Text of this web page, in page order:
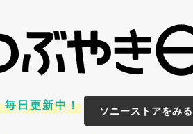
毎日更新中！ ソニーストアをみる